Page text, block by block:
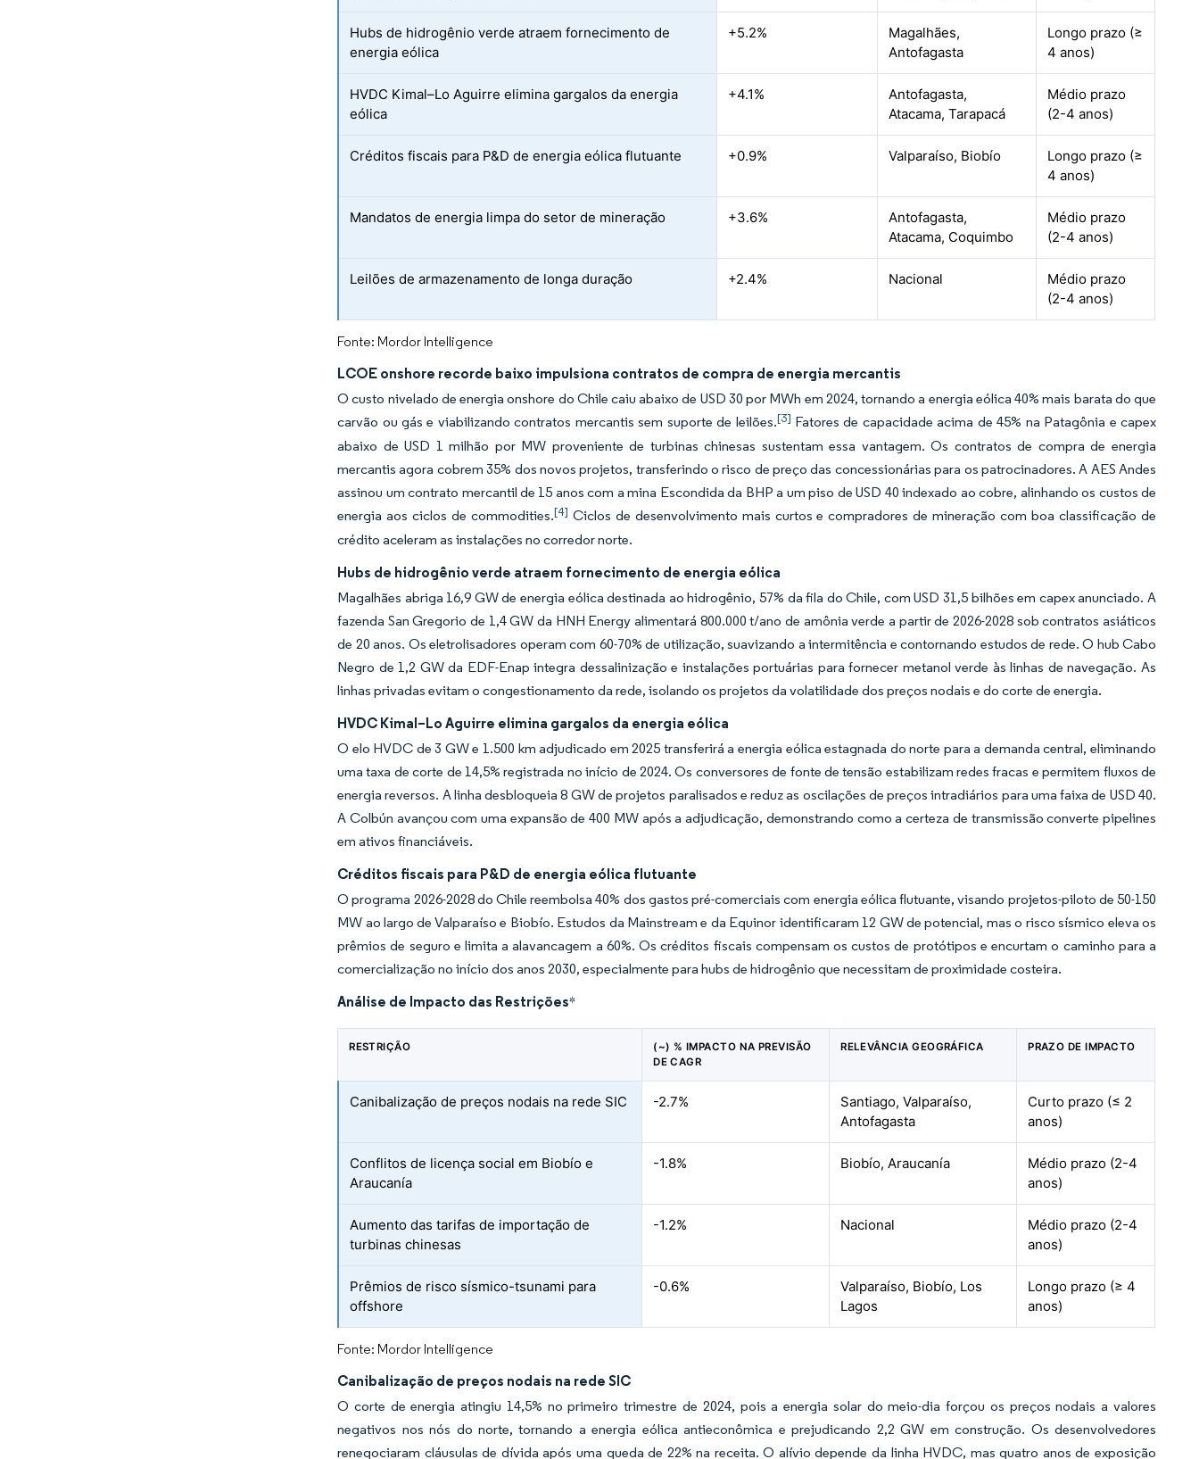
Hubs de hidrogênio verde atraem fornecimento de
energia eólica
+5.2%
Magalhães,
Antofagasta
Longo prazo (≥
4 anos)
HVDC Kimal–Lo Aguirre elimina gargalos da energia
eólica
+4.1%
Antofagasta,
Atacama, Tarapacá
Médio prazo
(2-4 anos)
Créditos fiscais para P&D de energia eólica flutuante +0.9% Valparaíso, Biobío
Longo prazo (≥
4 anos)
Mandatos de energia limpa do setor de mineração +3.6%
Antofagasta,
Atacama, Coquimbo
Médio prazo
(2-4 anos)
Leilões de armazenamento de longa duração +2.4% Nacional
Médio prazo
(2-4 anos)
Fonte: Mordor Intelligence
LCOE onshore recorde baixo impulsiona contratos de compra de energia mercantis
O custo nivelado de energia onshore do Chile caiu abaixo de USD 30 por MWh em 2024, tornando a energia eólica 40% mais barata do que
carvão ou gás e viabilizando contratos mercantis sem suporte de leilões.[3] Fatores de capacidade acima de 45% na Patagônia e capex
abaixo de USD 1 milhão por MW proveniente de turbinas chinesas sustentam essa vantagem. Os contratos de compra de energia
mercantis agora cobrem 35% dos novos projetos, transferindo o risco de preço das concessionárias para os patrocinadores. A AES Andes
assinou um contrato mercantil de 15 anos com a mina Escondida da BHP a um piso de USD 40 indexado ao cobre, alinhando os custos de
energia aos ciclos de commodities.[4] Ciclos de desenvolvimento mais curtos e compradores de mineração com boa classificação de
crédito aceleram as instalações no corredor norte.
Hubs de hidrogênio verde atraem fornecimento de energia eólica
Magalhães abriga 16,9 GW de energia eólica destinada ao hidrogênio, 57% da fila do Chile, com USD 31,5 bilhões em capex anunciado. A
fazenda San Gregorio de 1,4 GW da HNH Energy alimentará 800.000 t/ano de amônia verde a partir de 2026-2028 sob contratos asiáticos
de 20 anos. Os eletrolisadores operam com 60-70% de utilização, suavizando a intermitência e contornando estudos de rede. O hub Cabo
Negro de 1,2 GW da EDF-Enap integra dessalinização e instalações portuárias para fornecer metanol verde às linhas de navegação. As
linhas privadas evitam o congestionamento da rede, isolando os projetos da volatilidade dos preços nodais e do corte de energia.
HVDC Kimal–Lo Aguirre elimina gargalos da energia eólica
O elo HVDC de 3 GW e 1.500 km adjudicado em 2025 transferirá a energia eólica estagnada do norte para a demanda central, eliminando
uma taxa de corte de 14,5% registrada no início de 2024. Os conversores de fonte de tensão estabilizam redes fracas e permitem fluxos de
energia reversos. A linha desbloqueia 8 GW de projetos paralisados e reduz as oscilações de preços intradiários para uma faixa de USD 40.
A Colbún avançou com uma expansão de 400 MW após a adjudicação, demonstrando como a certeza de transmissão converte pipelines
em ativos financiáveis.
Créditos fiscais para P&D de energia eólica flutuante
O programa 2026-2028 do Chile reembolsa 40% dos gastos pré-comerciais com energia eólica flutuante, visando projetos-piloto de 50-150
MW ao largo de Valparaíso e Biobío. Estudos da Mainstream e da Equinor identificaram 12 GW de potencial, mas o risco sísmico eleva os
prêmios de seguro e limita a alavancagem a 60%. Os créditos fiscais compensam os custos de protótipos e encurtam o caminho para a
comercialização no início dos anos 2030, especialmente para hubs de hidrogênio que necessitam de proximidade costeira.
Análise de Impacto das Restrições*
RESTRIÇÃO
(~) % IMPACTO NA PREVISÃO
DE CAGR
RELEVÂNCIA GEOGRÁFICA PRAZO DE IMPACTO
Canibalização de preços nodais na rede SIC -2.7%
Santiago, Valparaíso,
Antofagasta
Curto prazo (≤ 2
anos)
Conflitos de licença social em Biobío e
Araucanía
-1.8% Biobío, Araucanía
Médio prazo (2-4
anos)
Aumento das tarifas de importação de
turbinas chinesas
-1.2% Nacional
Médio prazo (2-4
anos)
Prêmios de risco sísmico-tsunami para
offshore
-0.6%
Valparaíso, Biobío, Los
Lagos
Longo prazo (≥ 4
anos)
Fonte: Mordor Intelligence
Canibalização de preços nodais na rede SIC
O corte de energia atingiu 14,5% no primeiro trimestre de 2024, pois a energia solar do meio-dia forçou os preços nodais a valores
negativos nos nós do norte, tornando a energia eólica antieconômica e prejudicando 2,2 GW em construção. Os desenvolvedores
renegociaram cláusulas de dívida após uma queda de 22% na receita. O alívio depende da linha HVDC, mas quatro anos de exposição